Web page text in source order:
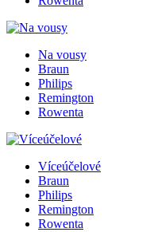
Na vousy
Braun
Philips
Remington
Rowenta
Víceúčelové
Braun
Philips
Remington
Rowenta